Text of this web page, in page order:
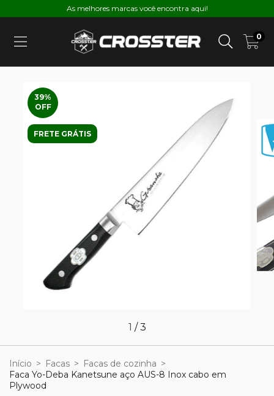
As melhores marcas você encontra aqui!
0
39%
OFF
FRETE GRÁTIS
1 /3
Início > Facas > Facas de cozinha >
Faca Yo-Deba Kanetsune aço AUS-8 Inox cabo em
Plywood